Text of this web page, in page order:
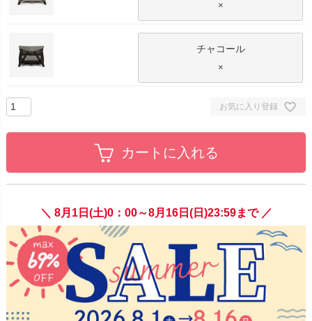
×
チャコール
×
お気に入り登録
カートに入れる
＼ 8月1日(土)0：00～8月16日(日)23:59まで ／